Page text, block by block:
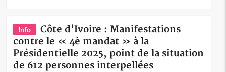
Info
Côte d'Ivoire : Manifestations
contre le « 4è mandat » à la
Présidentielle 2025, point de la situation
de 612 personnes interpellées